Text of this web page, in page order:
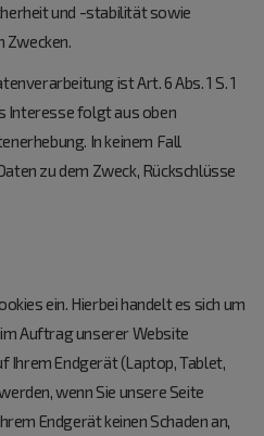
und -stabilität sowie
Zwecken.
ist Art. 6 Abs. 1 S. 1
Interesse folgt aus oben
In keinem Fall
zu dem Zweck, Rückschlüsse
ein. Hierbei handelt es sich um
Auftrag unserer Website
Ihrem Endgerät (Laptop, Tablet,
wenn Sie unsere Seite
Endgerät keinen Schaden an,